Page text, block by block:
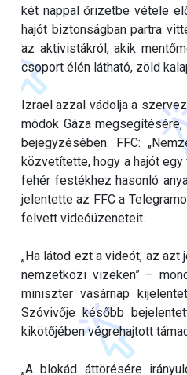
két nappal őrizetbe vétele
hajót biztonságban partra
az aktivistákról, akik
csoport élén látható, zöld
Izrael azzal vádolja a
módok Gáza
bejegyzésében. FFC:
közvetítette, hogy a hajót egy
fehér festékhez hasonló
jelentette az FFC a
felvett videóüzeneteit.
„Ha látod ezt a videót, az
nemzetközi vizeken” –
miniszter vasárnap
Szóvivője később
kikötőjében végrehajtott
„A blokád áttörésére